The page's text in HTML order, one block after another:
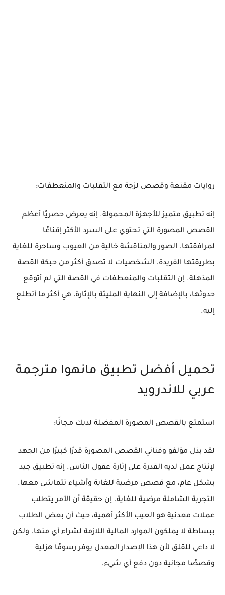
روايات مقنعة وقصص لزجة مع التقلبات والمنعطفات:
إنه تطبيق متميز للأجهزة المحمولة. إنه يعرض حصريًا أعظم
القصص المصورة التي تحتوي على السرد الأكثر إقناعًا
لمرافقتها. الصور والمناقشة خالية من العيوب وساحرة للغاية
بطريقتها الفريدة. الشخصيات لا تصدق أكثر من حبكة القصة
المذهلة. إن التقلبات والمنعطفات في القصة التي لم أتوقع
حدوثها، بالإضافة إلى النهاية المليئة بالإثارة، هي أكثر ما أتطلع
إليه.
تحميل أفضل تطبيق مانهوا مترجمة
عربي للاندرويد
استمتع بالقصص المصورة المفضلة لديك مجانًا:
لقد بذل مؤلفو وفناني القصص المصورة قدرًا كبيرًا من الجهد
لإنتاج عمل لديه القدرة على إثارة عقول الناس. إنه تطبيق جيد
بشكل عام، مع قصص مرضية للغاية وأشياء تتماشى معها.
التجربة الشاملة مرضية للغاية. إن حقيقة أن الأمر يتطلب
عملات معدنية هو العيب الأكثر أهمية، حيث أن بعض الطلاب
ببساطة لا يملكون الموارد المالية اللازمة لشراء أي منها. ولكن
لا داعي للقلق لأن هذا الإصدار المعدل يوفر رسومًا هزلية
وقصصًا مجانية دون دفع أي شيء.